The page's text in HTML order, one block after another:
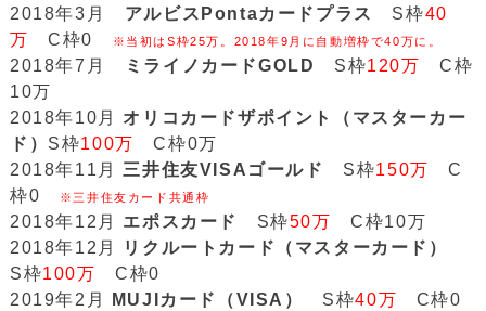
2018年3月 アルビスPontaカードプラス S枠40
万 C枠0 ※当初はS枠25万。2018年9月に自動増枠で40万に。
2018年7月 ミライノカードGOLD S枠120万 C枠
10万
2018年10月 オリコカードザポイント（マスターカー
ド） S枠100万
C枠0万
2018年11月 三井住友VISAゴールド S枠150万
C
枠0
※三井住友カード共通枠
2018年12月 エポスカード S枠50万 C枠10万
2018年12月
リクルートカード（マスターカード）
S枠100万 C枠0
2019年2月
MUJIカード（VISA） S枠40万 C枠0